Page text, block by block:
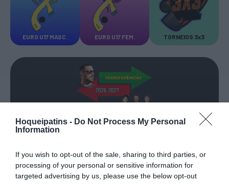
Hoqueipatins - Do Not Process My Personal
Information
If you wish to opt-out of the sale, sharing to third parties, or
processing of your personal or sensitive information for
targeted advertising by us, please use the below opt-out
EURO U17 MASC. EURO U17 FEM. TORNEIOS 3x3